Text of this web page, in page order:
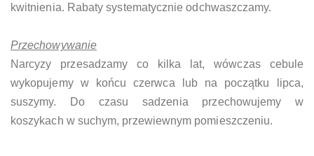
kwitnienia. Rabaty systematycznie odchwaszczamy.
Przechowywanie
Narcyzy przesadzamy co kilka lat, wówczas cebule
wykopujemy w końcu czerwca lub na początku lipca,
suszymy. Do czasu sadzenia przechowujemy w
koszykach w suchym, przewiewnym pomieszczeniu.